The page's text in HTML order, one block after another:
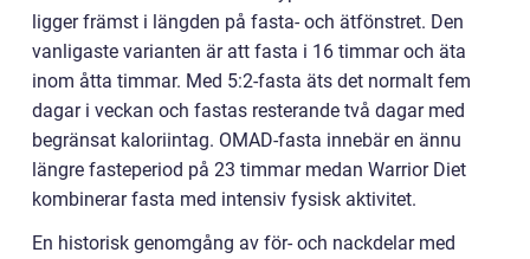
ligger främst i längden på fasta- och ätfönstret. Den
vanligaste varianten är att fasta i 16 timmar och äta
inom åtta timmar. Med 5:2-fasta äts det normalt fem
dagar i veckan och fastas resterande två dagar med
begränsat kaloriintag. OMAD-fasta innebär en ännu
längre fasteperiod på 23 timmar medan Warrior Diet
kombinerar fasta med intensiv fysisk aktivitet.
En historisk genomgång av för- och nackdelar med